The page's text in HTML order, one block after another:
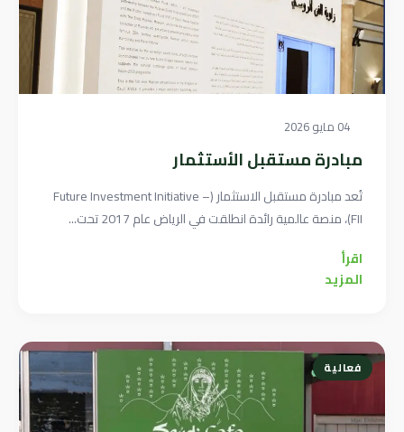
04 مايو 2026
مبادرة مستقبل الأستثمار
تُعد مبادرة مستقبل الاستثمار (Future Investment Initiative –
FII)، منصة عالمية رائدة انطلقت في الرياض عام 2017 تحت...
اقرأ
المزيد
فعالية